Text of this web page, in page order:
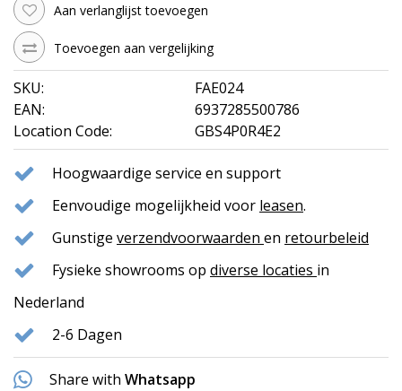
Aan verlanglijst toevoegen
Toevoegen aan vergelijking
SKU:
FAE024
EAN:
6937285500786
Location Code:
GBS4P0R4E2
Hoogwaardige service en support
Eenvoudige mogelijkheid voor leasen.
Gunstige verzendvoorwaarden en retourbeleid
Fysieke showrooms op diverse locaties in
Nederland
2-6 Dagen
Share with Whatsapp